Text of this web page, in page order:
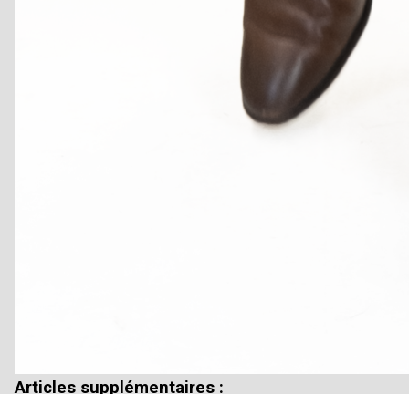
Articles supplémentaires :